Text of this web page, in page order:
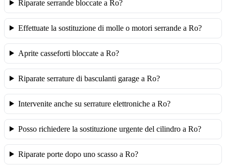
Riparate serrande bloccate a Ro?
Effettuate la sostituzione di molle o motori serrande a Ro?
Aprite casseforti bloccate a Ro?
Riparate serrature di basculanti garage a Ro?
Intervenite anche su serrature elettroniche a Ro?
Posso richiedere la sostituzione urgente del cilindro a Ro?
Riparate porte dopo uno scasso a Ro?